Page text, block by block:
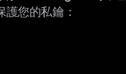
護您的私鑰：